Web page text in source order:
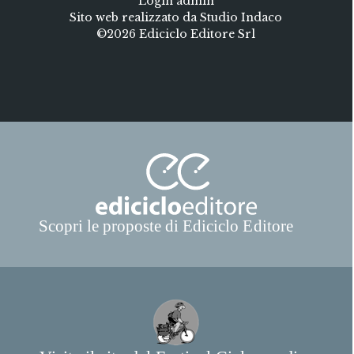
Sito web realizzato da Studio Indaco
©2026 Ediciclo Editore Srl